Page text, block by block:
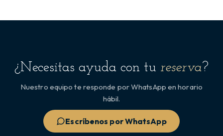
¿Necesitas ayuda con tu reserva?
Nuestro equipo te responde por WhatsApp en horario
hábil.
Escríbenos por WhatsApp